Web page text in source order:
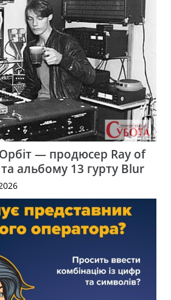
— продюсер Ray of
альбому 13 гурту Blur